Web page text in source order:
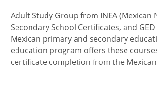
Adult Study Group from INEA
Secondary School Certificates, and
Mexican primary and secondary
education program offers these
certificate completion from the